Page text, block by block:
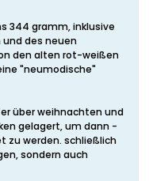
344 gramm, inklusive
und des neuen
den alten rot-weißen
"neumodische"
über weihnachten und
gelagert, um dann -
zu werden. schließlich
sondern auch